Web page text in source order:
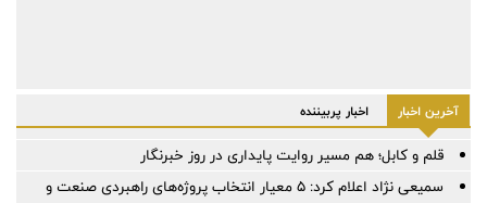
آخرین اخبار اخبار پربیننده
قلم و کابل؛ هم مسیر روایت پایداری در روز خبرنگار
سمیعی‌ نژاد اعلام کرد: 5 معیار انتخاب پروژه‌های راهبردی صنعت و